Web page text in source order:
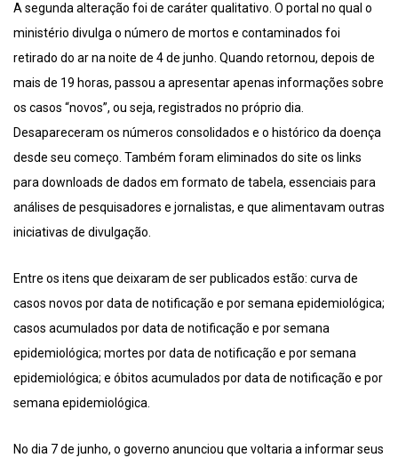
A segunda alteração foi de caráter qualitativo. O portal no qual o
ministério divulga o número de mortos e contaminados foi
retirado do ar na noite de 4 de junho. Quando retornou, depois de
mais de 19 horas, passou a apresentar apenas informações sobre
os casos “novos”, ou seja, registrados no próprio dia.
Desapareceram os números consolidados e o histórico da doença
desde seu começo. Também foram eliminados do site os links
para downloads de dados em formato de tabela, essenciais para
análises de pesquisadores e jornalistas, e que alimentavam outras
iniciativas de divulgação.
Entre os itens que deixaram de ser publicados estão: curva de
casos novos por data de notificação e por semana epidemiológica;
casos acumulados por data de notificação e por semana
epidemiológica; mortes por data de notificação e por semana
epidemiológica; e óbitos acumulados por data de notificação e por
semana epidemiológica.
No dia 7 de junho, o governo anunciou que voltaria a informar seus